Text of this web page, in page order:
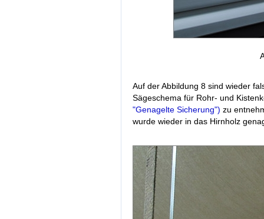
Auf der Abbildung 8 sind wieder
Sägeschema für Rohr- und
"Genagelte Sicherung") zu
wurde wieder in das Hirnholz